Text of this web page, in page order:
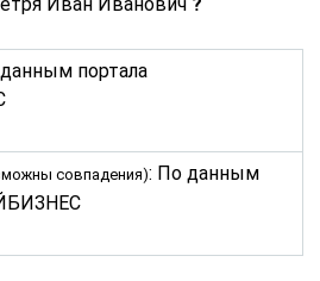
портала
совпадения): По данным